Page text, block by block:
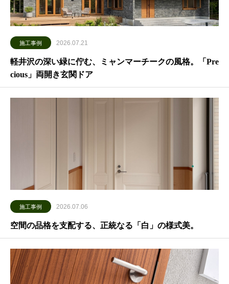
施工事例 2026.07.21
軽井沢の深い緑に佇む、ミャンマーチークの風格。「Pre
cious」両開き玄関ドア
施工事例 2026.07.06
空間の品格を支配する、正統なる「白」の様式美。